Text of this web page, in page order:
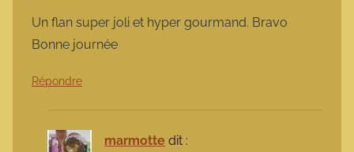
Un flan super joli et hyper gourmand. Bravo
Bonne journée
Répondre
marmotte dit :